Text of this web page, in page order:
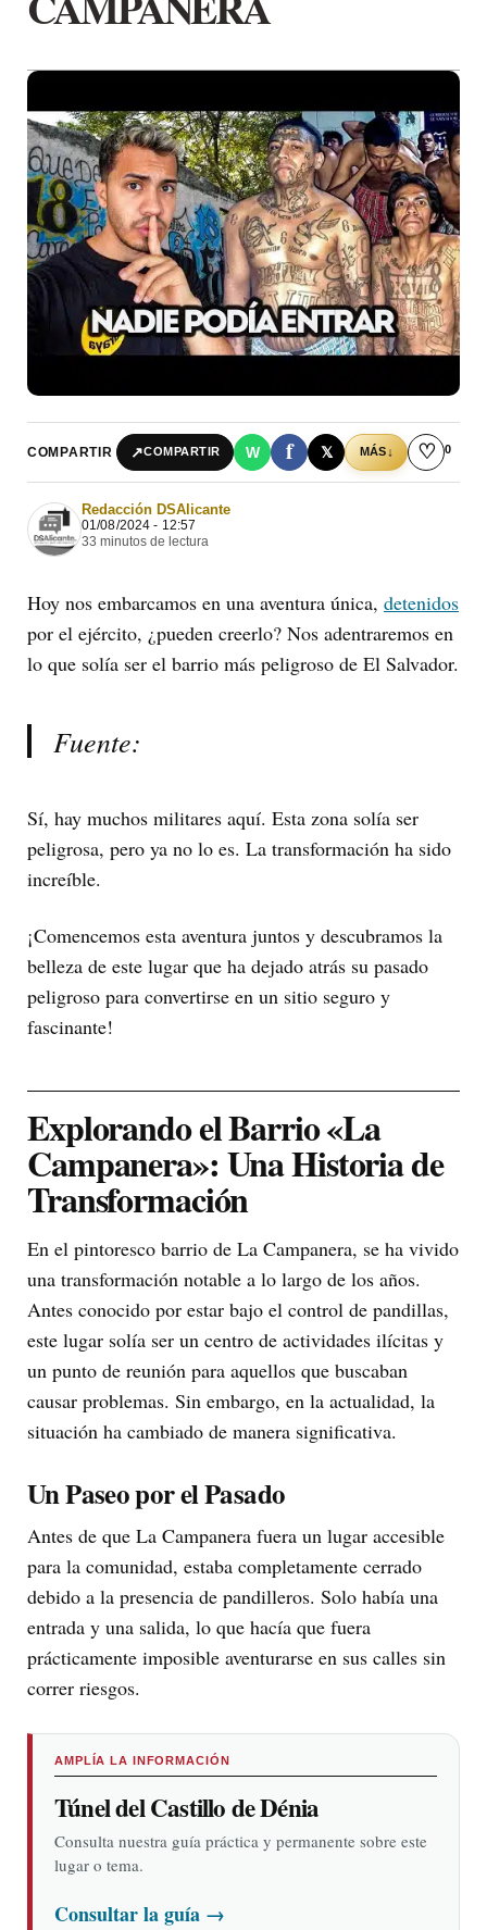
COMPARTIR ↗COMPARTIR W f 𝕏 MÁS↓ ♡ 0
Redacción DSAlicante
01/08/2024 - 12:57
33 minutos de lectura
Hoy nos embarcamos en una aventura única, detenidos
por el ejército, ¿pueden creerlo? Nos adentraremos en
lo que solía ser el barrio más peligroso de El Salvador.
Fuente:
Sí, hay muchos militares aquí. Esta zona solía ser
peligrosa, pero ya no lo es. La transformación ha sido
increíble.
¡Comencemos esta aventura juntos y descubramos la
belleza de este lugar que ha dejado atrás su pasado
peligroso para convertirse en un sitio seguro y
fascinante!
Explorando el Barrio «La
Campanera»: Una Historia de
Transformación
En el pintoresco barrio de La Campanera, se ha vivido
una transformación notable a lo largo de los años.
Antes conocido por estar bajo el control de pandillas,
este lugar solía ser un centro de actividades ilícitas y
un punto de reunión para aquellos que buscaban
causar problemas. Sin embargo, en la actualidad, la
situación ha cambiado de manera significativa.
Un Paseo por el Pasado
Antes de que La Campanera fuera un lugar accesible
para la comunidad, estaba completamente cerrado
debido a la presencia de pandilleros. Solo había una
entrada y una salida, lo que hacía que fuera
prácticamente imposible aventurarse en sus calles sin
correr riesgos.
AMPLÍA LA INFORMACIÓN
Túnel del Castillo de Dénia
Consulta nuestra guía práctica y permanente sobre este
lugar o tema.
Consultar la guía →